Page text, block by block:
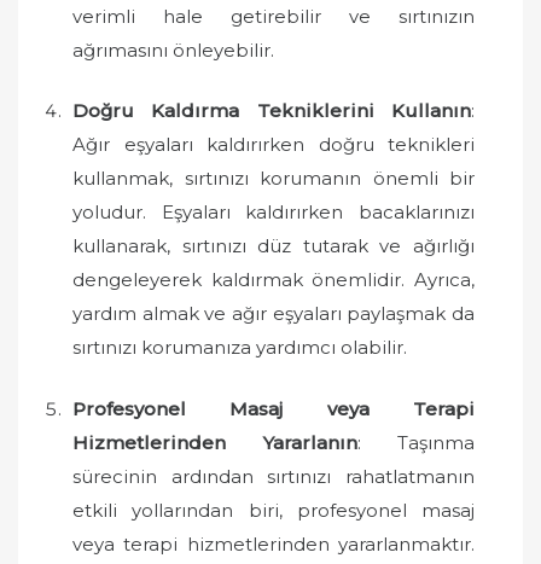
verimli hale getirebilir ve sırtınızın
ağrımasını önleyebilir.
Doğru Kaldırma Tekniklerini Kullanın:
Ağır eşyaları kaldırırken doğru teknikleri
kullanmak, sırtınızı korumanın önemli bir
yoludur. Eşyaları kaldırırken bacaklarınızı
kullanarak, sırtınızı düz tutarak ve ağırlığı
dengeleyerek kaldırmak önemlidir. Ayrıca,
yardım almak ve ağır eşyaları paylaşmak da
sırtınızı korumanıza yardımcı olabilir.
Profesyonel Masaj veya Terapi
Hizmetlerinden Yararlanın: Taşınma
sürecinin ardından sırtınızı rahatlatmanın
etkili yollarından biri, profesyonel masaj
veya terapi hizmetlerinden yararlanmaktır.